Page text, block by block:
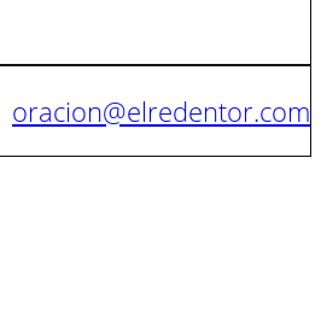
oracion@elredentor.com